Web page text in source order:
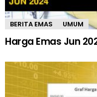
BERITA EMAS UMUM
Harga Emas Jun